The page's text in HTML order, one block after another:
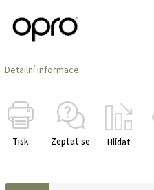
Detailní informace
Tisk Zeptat se Hlídat